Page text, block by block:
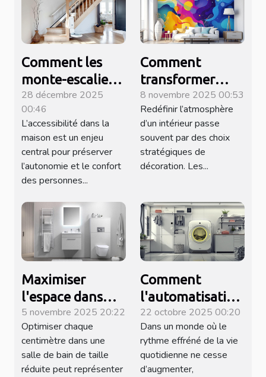
Comment les
monte-escaliers
améliorent
l'accessibilité
chez vous ?
28 décembre 2025
00:46
L’accessibilité dans la
maison est un enjeu
central pour préserver
l’autonomie et le confort
des personnes...
Comment
transformer
votre espace
avec des
revêtements
muraux
innovants ?
8 novembre 2025 00:53
Redéfinir l’atmosphère
d’un intérieur passe
souvent par des choix
stratégiques de
décoration. Les...
Maximiser
l'espace dans
une petite salle
de bain
5 novembre 2025 20:22
Optimiser chaque
centimètre dans une
salle de bain de taille
réduite peut représenter
Comment
l'automatisation
dans les
appareils de
lavage
transforme-t-
22 octobre 2025 00:20
Dans un monde où le
rythme effréné de la vie
quotidienne ne cesse
d’augmenter,